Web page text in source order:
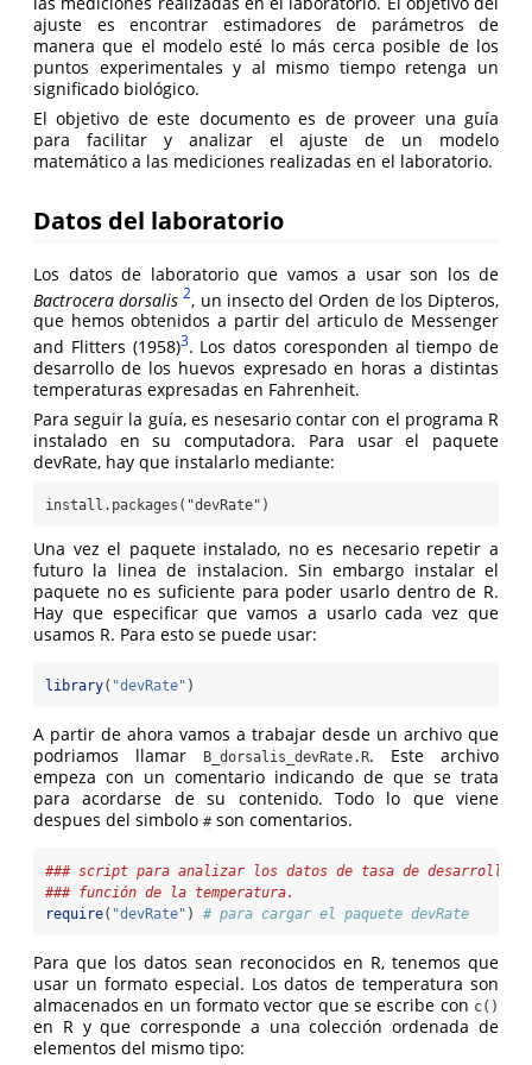
ajuste es encontrar estimadores de parámetros de
manera que el modelo esté lo más cerca posible de los
puntos experimentales y al mismo tiempo retenga un
significado biológico.
El objetivo de este documento es de proveer una guía
para facilitar y analizar el ajuste de un modelo
matemático a las mediciones realizadas en el laboratorio.
Datos del laboratorio
Los datos de laboratorio que vamos a usar son los de
Bactrocera dorsalis 2, un insecto del Orden de los Dipteros,
que hemos obtenidos a partir del articulo de Messenger
and Flitters (1958)3. Los datos coresponden al tiempo de
desarrollo de los huevos expresado en horas a distintas
temperaturas expresadas en Fahrenheit.
Para seguir la guía, es nesesario contar con el programa R
instalado en su computadora. Para usar el paquete
devRate, hay que instalarlo mediante:
install.packages("devRate")
Una vez el paquete instalado, no es necesario repetir a
futuro la linea de instalacion. Sin embargo instalar el
paquete no es suficiente para poder usarlo dentro de R.
Hay que especificar que vamos a usarlo cada vez que
usamos R. Para esto se puede usar:
library( "devRate" )
A partir de ahora vamos a trabajar desde un archivo que
podriamos llamar
B_dorsalis_devRate.R. Este archivo
empeza con un comentario indicando de que se trata
para acordarse de su contenido. Todo lo que viene
despues del simbolo #son comentarios.
### script para analizar los datos de tasa de desarrollo
### función de la temperatura.
require( "devRate" ) # para cargar el paquete devRate
Para que los datos sean reconocidos en R, tenemos que
usar un formato especial. Los datos de temperatura son
almacenados en un formato vector que se escribe con c()
en R y que corresponde a una colección ordenada de
elementos del mismo tipo: